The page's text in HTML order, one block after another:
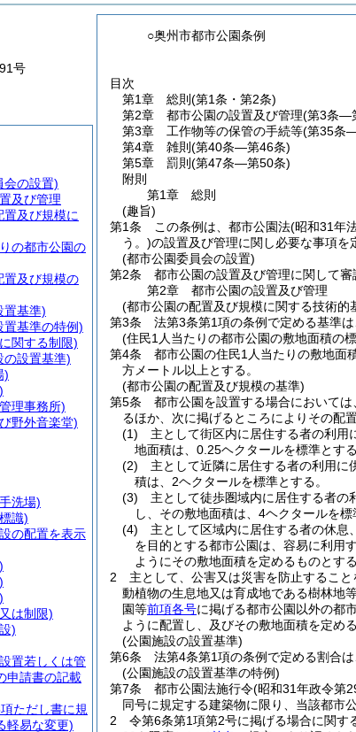
○奥州市都市公園条例
目次
第1章
総則 (第1条・第2条)
第2章
都市公園の設置及び管理(第3条―
第3章
工作物等の保管の手続等(第35条
第4章
雑則 (第40条―第46条)
第5章
罰則 (第47条―第50条)
附則
第1章
総則
(趣旨)
第1条
この条例は、都市公園法(昭和31年
う。)の設置及び管理に関し必要な事項を
(都市公園委員会の設置)
第2条
都市公園の設置及び管理に関して
第2章
都市公園の設置及び管理
(都市公園の配置及び規模に関する技術的
第3条
法第3条第1項の条例で定める基準は
(住民1人当たりの都市公園の敷地面積の
第4条
都市公園の住民1人当たりの敷地面
方メートル以上とする。
(都市公園の配置及び規模の基準)
第5条
都市公園を設置する場合において
るほか、次に掲げるところによりその配
(1)
主として街区内に居住する者の利
地面積は、0.25ヘクタールを標準とする
(2)
主として近隣に居住する者の利用
積は、2ヘクタールを標準とする。
(3)
主として徒歩圏域内に居住する者
し、その敷地面積は、4ヘクタールを標
(4)
主として区域内に居住する者の休息
を目的とする都市公園は、容易に利用
ようにその敷地面積を定めるものとする
2
主として、公害又は災害を防止するこ
動植物の生息地又は育成地である樹林地
園等前項各号に掲げる都市公園以外の都
ように配置し、及びその敷地面積を定め
(公園施設の設置基準)
第6条
法第4条第1項の条例で定める割合は
(公園施設の設置基準の特例)
第7条
都市公園法施行令(昭和31年政令第
同号に規定する建築物に限り、当該都市
2
令第6条第1項第2号に掲げる場合に関
号
会の設置)
及び管理
及び規模に
の都市公園の
置及び規模の
置基準)
置基準の特例)
関する制限)
の設置基準)
)
理事務所)
野外音楽堂)
洗場)
識)
の配置を表示
は制限)
)
置若しくは管
申請書の記載
ただし書に規
軽易な変更)